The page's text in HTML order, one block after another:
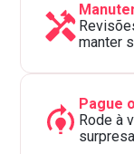
manter
Pague
Rode à